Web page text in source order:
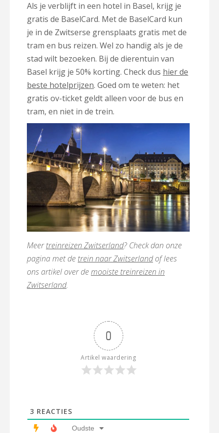
Als je verblijft in een hotel in Basel, krijg je
gratis de BaselCard. Met de BaselCard kun
je in de Zwitserse grensplaats gratis met de
tram en bus reizen. Wel zo handig als je de
stad wilt bezoeken. Bij de dierentuin van
Basel krijg je 50% korting. Check dus hier de
beste hotelprijzen. Goed om te weten: het
gratis ov-ticket geldt alleen voor de bus en
tram, en niet in de trein.
Meertreinreizen Zwitserland? Check dan onze
pagina met de trein naar Zwitserlandof lees
ons artikel over demooiste treinreizen in
Zwitserland.
0
Artikel waardering
3 REACTIES
Oudste